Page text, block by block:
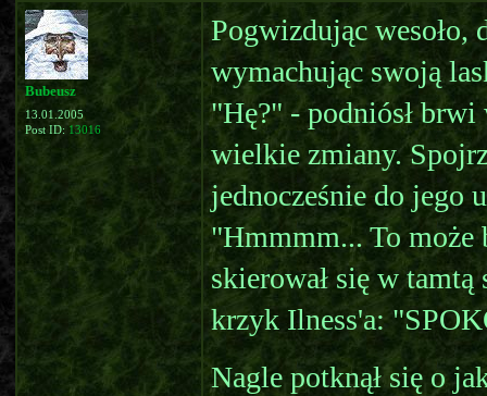
Bubeusz
13.01.2005
Post ID: 13016
Pogwizdując wesoło,
wymachując swoją
"Hę?" - podniósł brwi
wielkie zmiany.
jednocześnie do jego
"Hmmmm... To może
skierował się w tamtą
krzyk Ilness'a:
Nagle potknął się o